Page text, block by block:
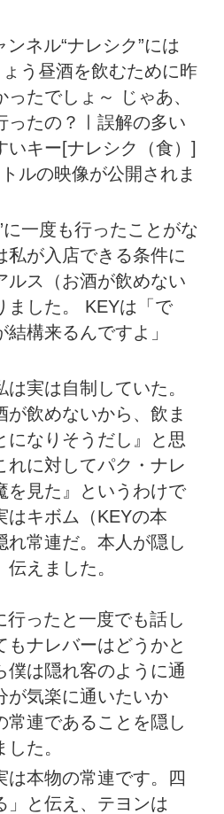
ネル“ナレシク”には
ょう昼酒を飲むために昨
たでしょ～ じゃあ、
ったの？ㅣ誤解の多い
いキー[ナレシク（食）]
ルの映像が公開されま
に一度も行ったことがな
私が入店できる条件に
ルス（お酒が飲めない
ました。 KEYは「で
構来るんですよ」
実は自制していた。
が飲めないから、飲ま
になりそうだし』と思
れに対してパク・ナレ
を見た』というわけで
はキボム（KEYの本
れ常連だ。本人が隠し
えました。
行ったと一度でも話し
もナレバーはどうかと
僕は隠れ客のように通
が気楽に通いたいか
常連であることを隠し
た。
は本物の常連です。四
」と伝え、テヨンは